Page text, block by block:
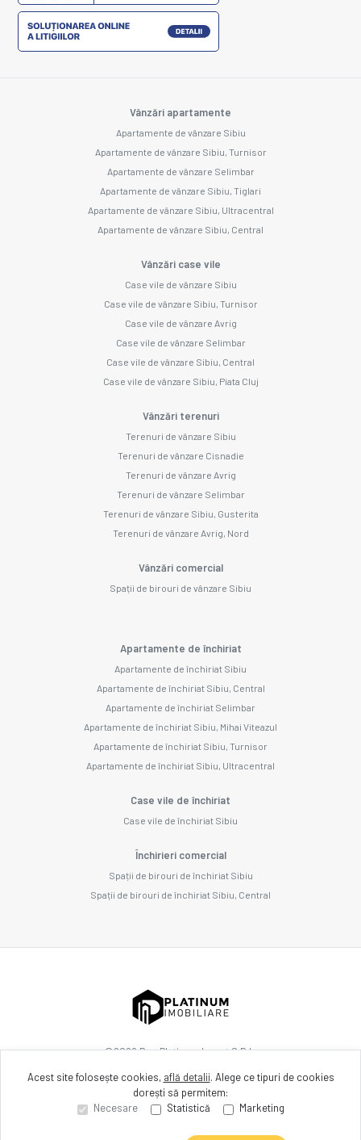
Vânzări apartamente
Apartamente de vânzare Sibiu
Apartamente de vânzare Sibiu, Turnisor
Apartamente de vânzare Selimbar
Apartamente de vânzare Sibiu, Tiglari
Apartamente de vânzare Sibiu, Ultracentral
Apartamente de vânzare Sibiu, Central
Vânzări case vile
Case vile de vânzare Sibiu
Case vile de vânzare Sibiu, Turnisor
Case vile de vânzare Avrig
Case vile de vânzare Selimbar
Case vile de vânzare Sibiu, Central
Case vile de vânzare Sibiu, Piata Cluj
Vânzări terenuri
Terenuri de vânzare Sibiu
Terenuri de vânzare Cisnadie
Terenuri de vânzare Avrig
Terenuri de vânzare Selimbar
Terenuri de vânzare Sibiu, Gusterita
Terenuri de vânzare Avrig, Nord
Vânzări comercial
Spații de birouri de vânzare Sibiu
Apartamente de închiriat
Apartamente de închiriat Sibiu
Apartamente de închiriat Sibiu, Central
Apartamente de închiriat Selimbar
Apartamente de închiriat Sibiu, Mihai Viteazul
Apartamente de închiriat Sibiu, Turnisor
Apartamente de închiriat Sibiu, Ultracentral
Case vile de închiriat
Case vile de închiriat Sibiu
Închirieri comercial
Spații de birouri de închiriat Sibiu
Spații de birouri de închiriat Sibiu, Central
©2026Dnp Platinum Invest S.R.L.
Site creat în
Acest site folosește cookies, află detalii. Alege ce tipuri de cookies
dorești să permitem:
Necesare
Statistică Marketing